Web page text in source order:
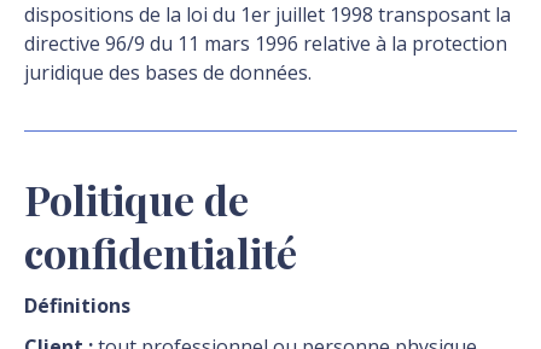
dispositions de la loi du 1er juillet 1998 transposant la
directive 96/9 du 11 mars 1996 relative à la protection
juridique des bases de données.
Politique de
confidentialité
Définitions